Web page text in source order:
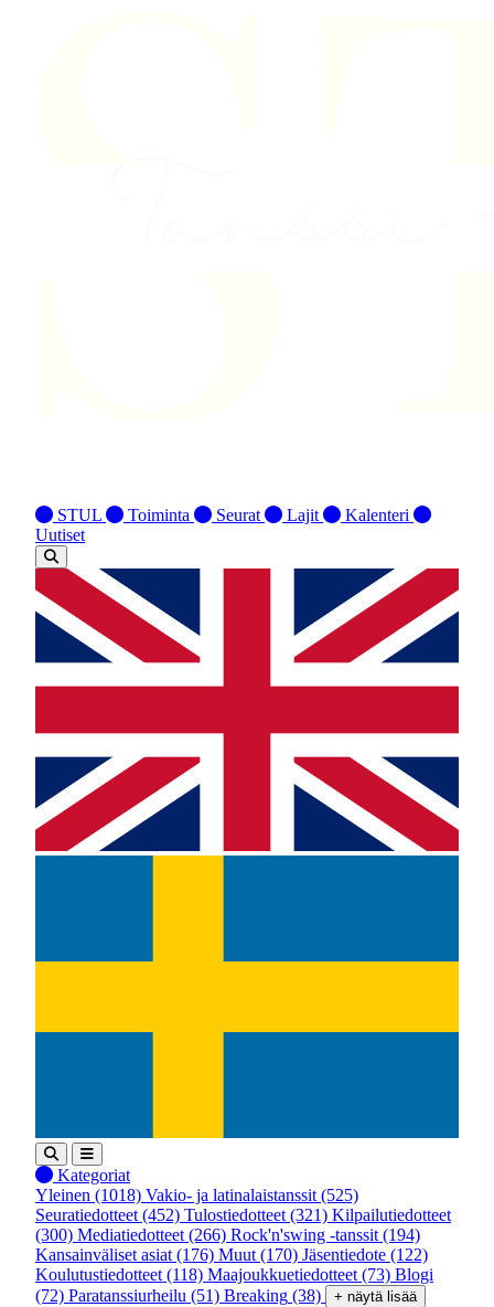
STUL Toiminta Seurat Lajit
Kalenteri
Uutiset
Kategoriat
Yleinen (1018) Vakio- ja latinalaistanssit (525)
Seuratiedotteet (452) Tulostiedotteet (321) Kilpailutiedotteet
(300) Mediatiedotteet (266) Rock'n'swing -tanssit (194)
Kansainväliset asiat (176) Muut (170) Jäsentiedote (122)
Koulutustiedotteet (118) Maajoukkuetiedotteet (73) Blogi
(72) Paratanssiurheilu (51) Breaking (38) + näytä lisää